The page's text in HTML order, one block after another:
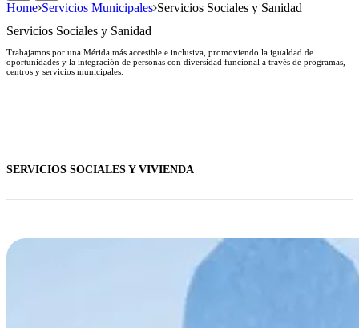
Home Servicios Municipales Servicios Sociales y Sanidad
Servicios Sociales y Sanidad
Trabajamos por una Mérida más accesible e inclusiva, promoviendo la igualdad de
oportunidades y la integración de personas con diversidad funcional a través de programas,
centros y servicios municipales.
SERVICIOS SOCIALES Y VIVIENDA